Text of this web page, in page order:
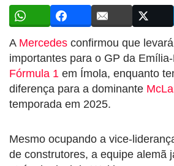
A Mercedes confirmou que
importantes para o GP da
Fórmula 1 em Ímola, enquanto
diferença para a dominante
temporada em 2025.
Mesmo ocupando a vice-
de construtores, a equipe alemã